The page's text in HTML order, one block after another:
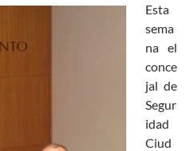
Esta
sema
na el
conce
jal de
Segur
idad
Ciud